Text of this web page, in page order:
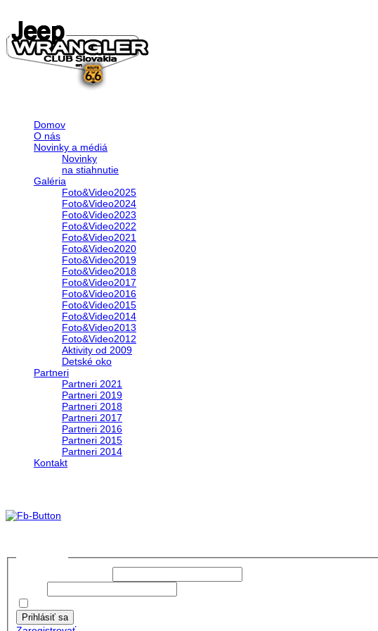
Domov
O nás
Novinky a médiá
Novinky
na stiahnutie
Galéria
Foto&Video2025
Foto&Video2024
Foto&Video2023
Foto&Video2022
Foto&Video2021
Foto&Video2020
Foto&Video2019
Foto&Video2018
Foto&Video2017
Foto&Video2016
Foto&Video2015
Foto&Video2014
Foto&Video2013
Foto&Video2012
Aktivity od 2009
Detské oko
Partneri
Partneri 2021
Partneri 2019
Partneri 2018
Partneri 2017
Partneri 2016
Partneri 2015
Partneri 2014
Kontakt
Prihlásiť sa